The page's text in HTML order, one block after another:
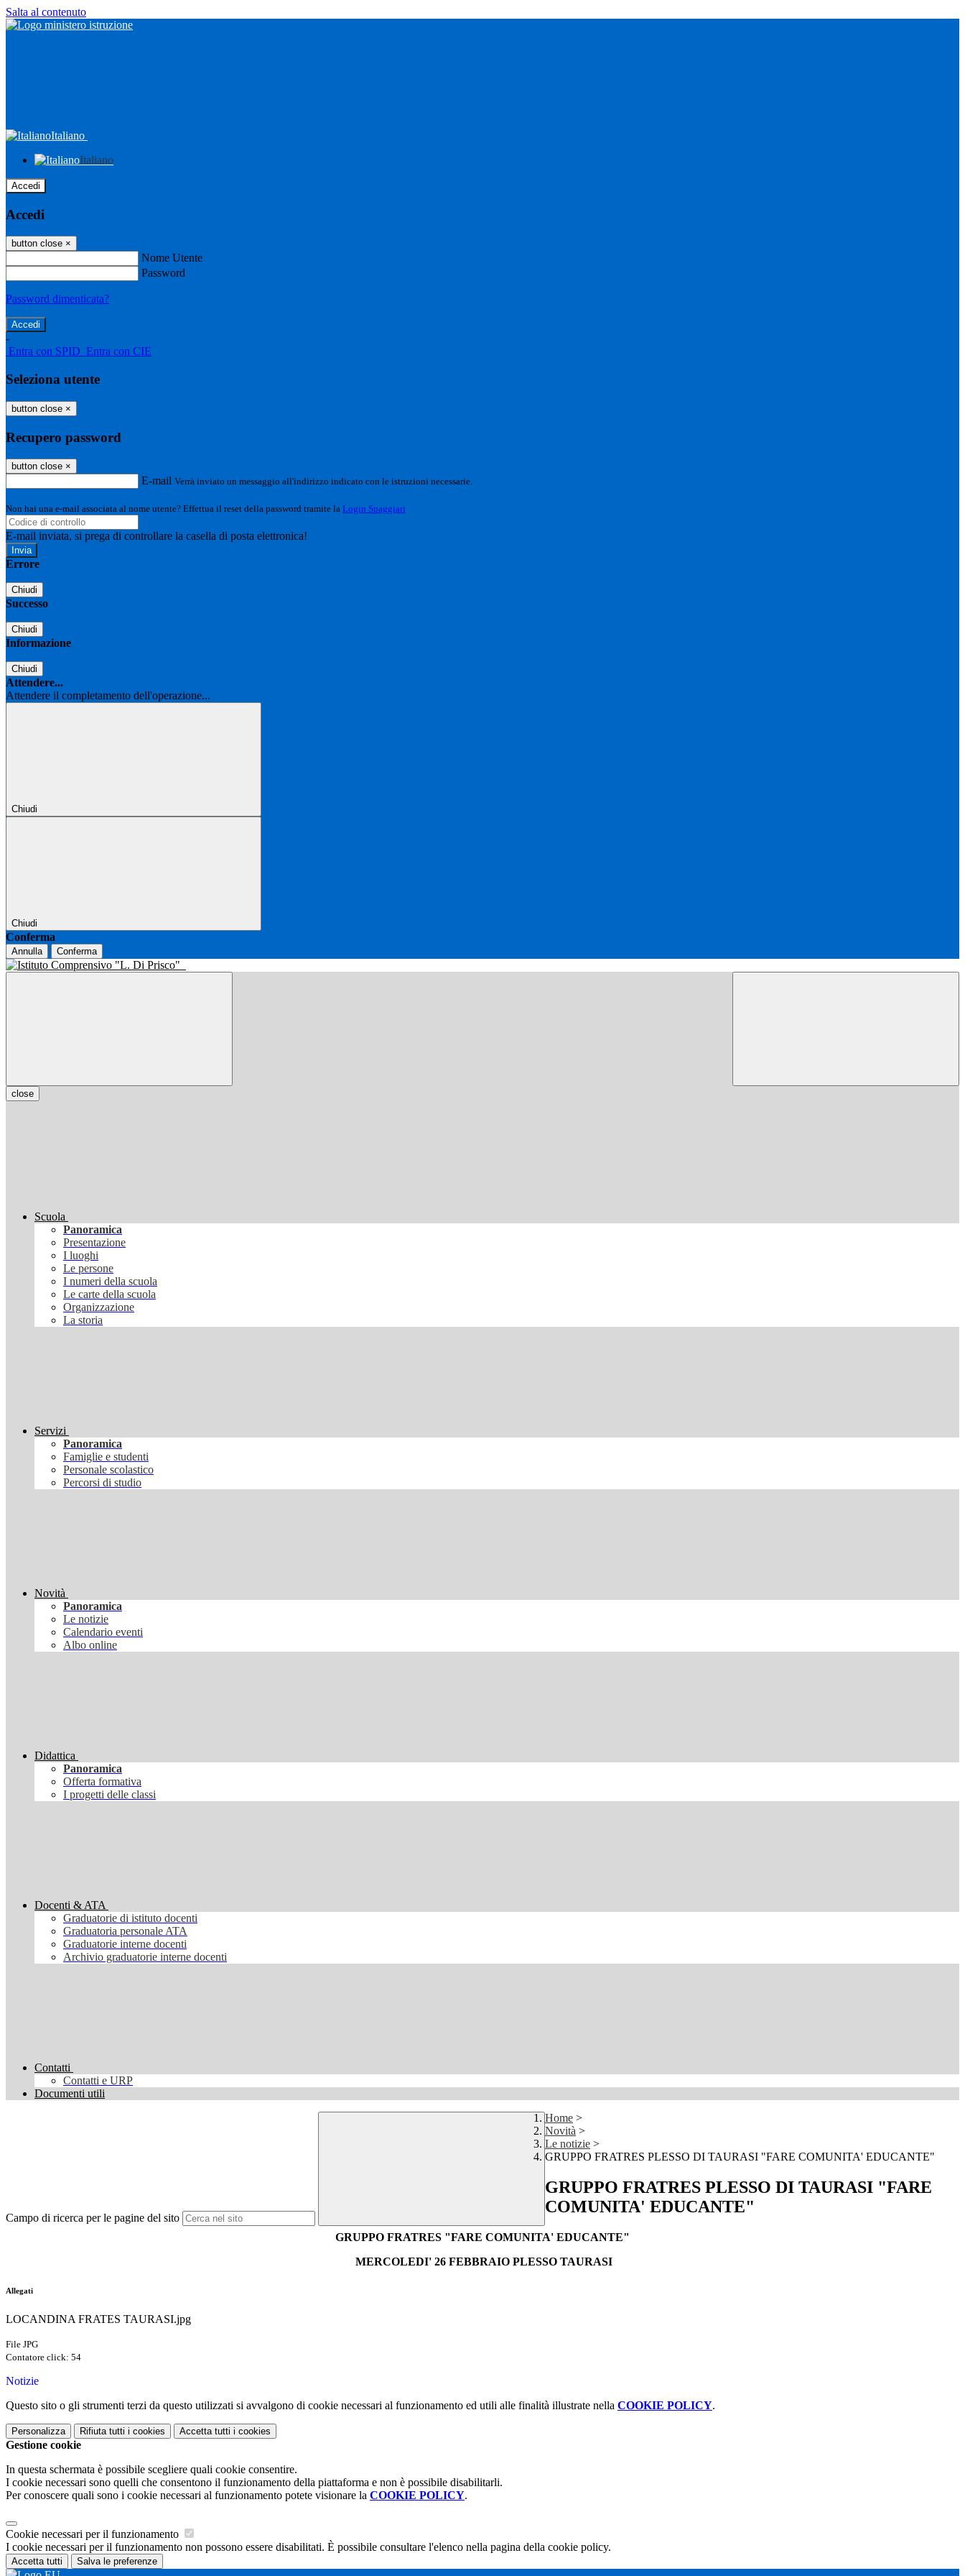
Salta al contenuto
Italiano
Italiano
Accedi
Accedi
button close ×
Nome Utente
Password
Password dimenticata?
-
Entra con SPID Entra con CIE
Seleziona utente
button close ×
Recupero password
button close ×
E-mail Verrà inviato un messaggio all'indirizzo indicato con le istruzioni necessarie.
Non hai una e-mail associata al nome utente? Effettua il reset della password tramite la Login Spaggiari
E-mail inviata, si prega di controllare la casella di posta elettronica!
Errore
Chiudi
Successo
Chiudi
Informazione
Chiudi
Attendere...
Attendere il completamento dell'operazione...
Chiudi
Chiudi
Conferma
Annulla Conferma
close
Scuola
Panoramica
Presentazione
I luoghi
Le persone
I numeri della scuola
Le carte della scuola
Organizzazione
La storia
Servizi
Panoramica
Famiglie e studenti
Personale scolastico
Percorsi di studio
Novità
Panoramica
Le notizie
Calendario eventi
Albo online
Didattica
Panoramica
Offerta formativa
I progetti delle classi
Docenti & ATA
Graduatorie di istituto docenti
Graduatoria personale ATA
Graduatorie interne docenti
Archivio graduatorie interne docenti
Contatti
Contatti e URP
Documenti utili
Campo di ricerca per le pagine del sito
Home >
Novità >
Le notizie >
GRUPPO FRATRES PLESSO DI TAURASI "FARE COMUNITA' EDUCANTE"
GRUPPO FRATRES PLESSO DI TAURASI "FARE
COMUNITA' EDUCANTE"
GRUPPO FRATRES "FARE COMUNITA' EDUCANTE"
MERCOLEDI' 26 FEBBRAIO PLESSO TAURASI
Allegati
LOCANDINA FRATES TAURASI.jpg
File JPG
Contatore click: 54
Notizie
Questo sito o gli strumenti terzi da questo utilizzati si avvalgono di cookie necessari al funzionamento ed utili alle finalità illustrate nella COOKIE POLICY.
Personalizza Rifiuta tutti i cookies Accetta tutti i cookies
Gestione cookie
In questa schermata è possibile scegliere quali cookie consentire.
I cookie necessari sono quelli che consentono il funzionamento della piattaforma e non è possibile disabilitarli.
Per conoscere quali sono i cookie necessari al funzionamento potete visionare la COOKIE POLICY.
Cookie necessari per il funzionamento
I cookie necessari per il funzionamento non possono essere disabilitati. È possibile consultare l'elenco nella pagina della cookie policy.
Accetta tutti Salva le preferenze